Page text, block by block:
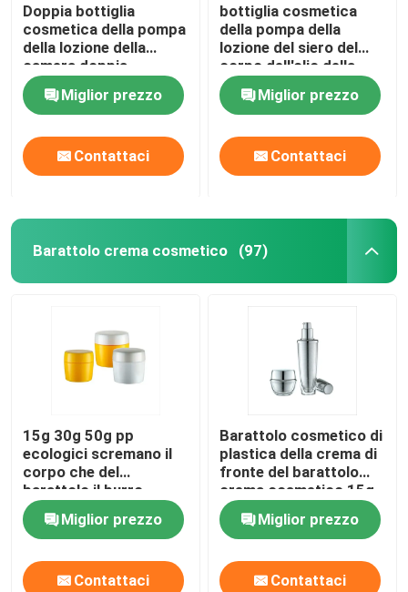
Doppia bottiglia
cosmetica della pompa
della lozione della
camera doppia
bilaterale con il chiaro
cappuccioMiglior prezzo
Contattaci
bottiglia cosmetica
della pompa della
lozione del siero del
corpo dell'olio della
bottiglia della lozione
di 30ml 60ml
Miglior prezzo
Contattaci
Barattolo crema cosmetico (97)
15g 30g 50g pp
ecologici scremano il
corpo che del
barattolo il burro
sfrega i barattoli
cosmetici dei barattoli
Miglior prezzo
Contattaci
Barattolo cosmetico di
plastica della crema di
fronte del barattolo
crema cosmetico 15g
30g 50g delle fodere
Miglior prezzo
Contattaci